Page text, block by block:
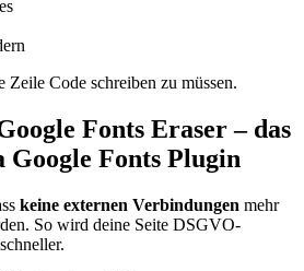
Zeile Code schreiben zu müssen.
Fonts Eraser – das
Google Fonts Plugin
keine externen Verbindungen mehr
So wird deine Seite DSGVO-